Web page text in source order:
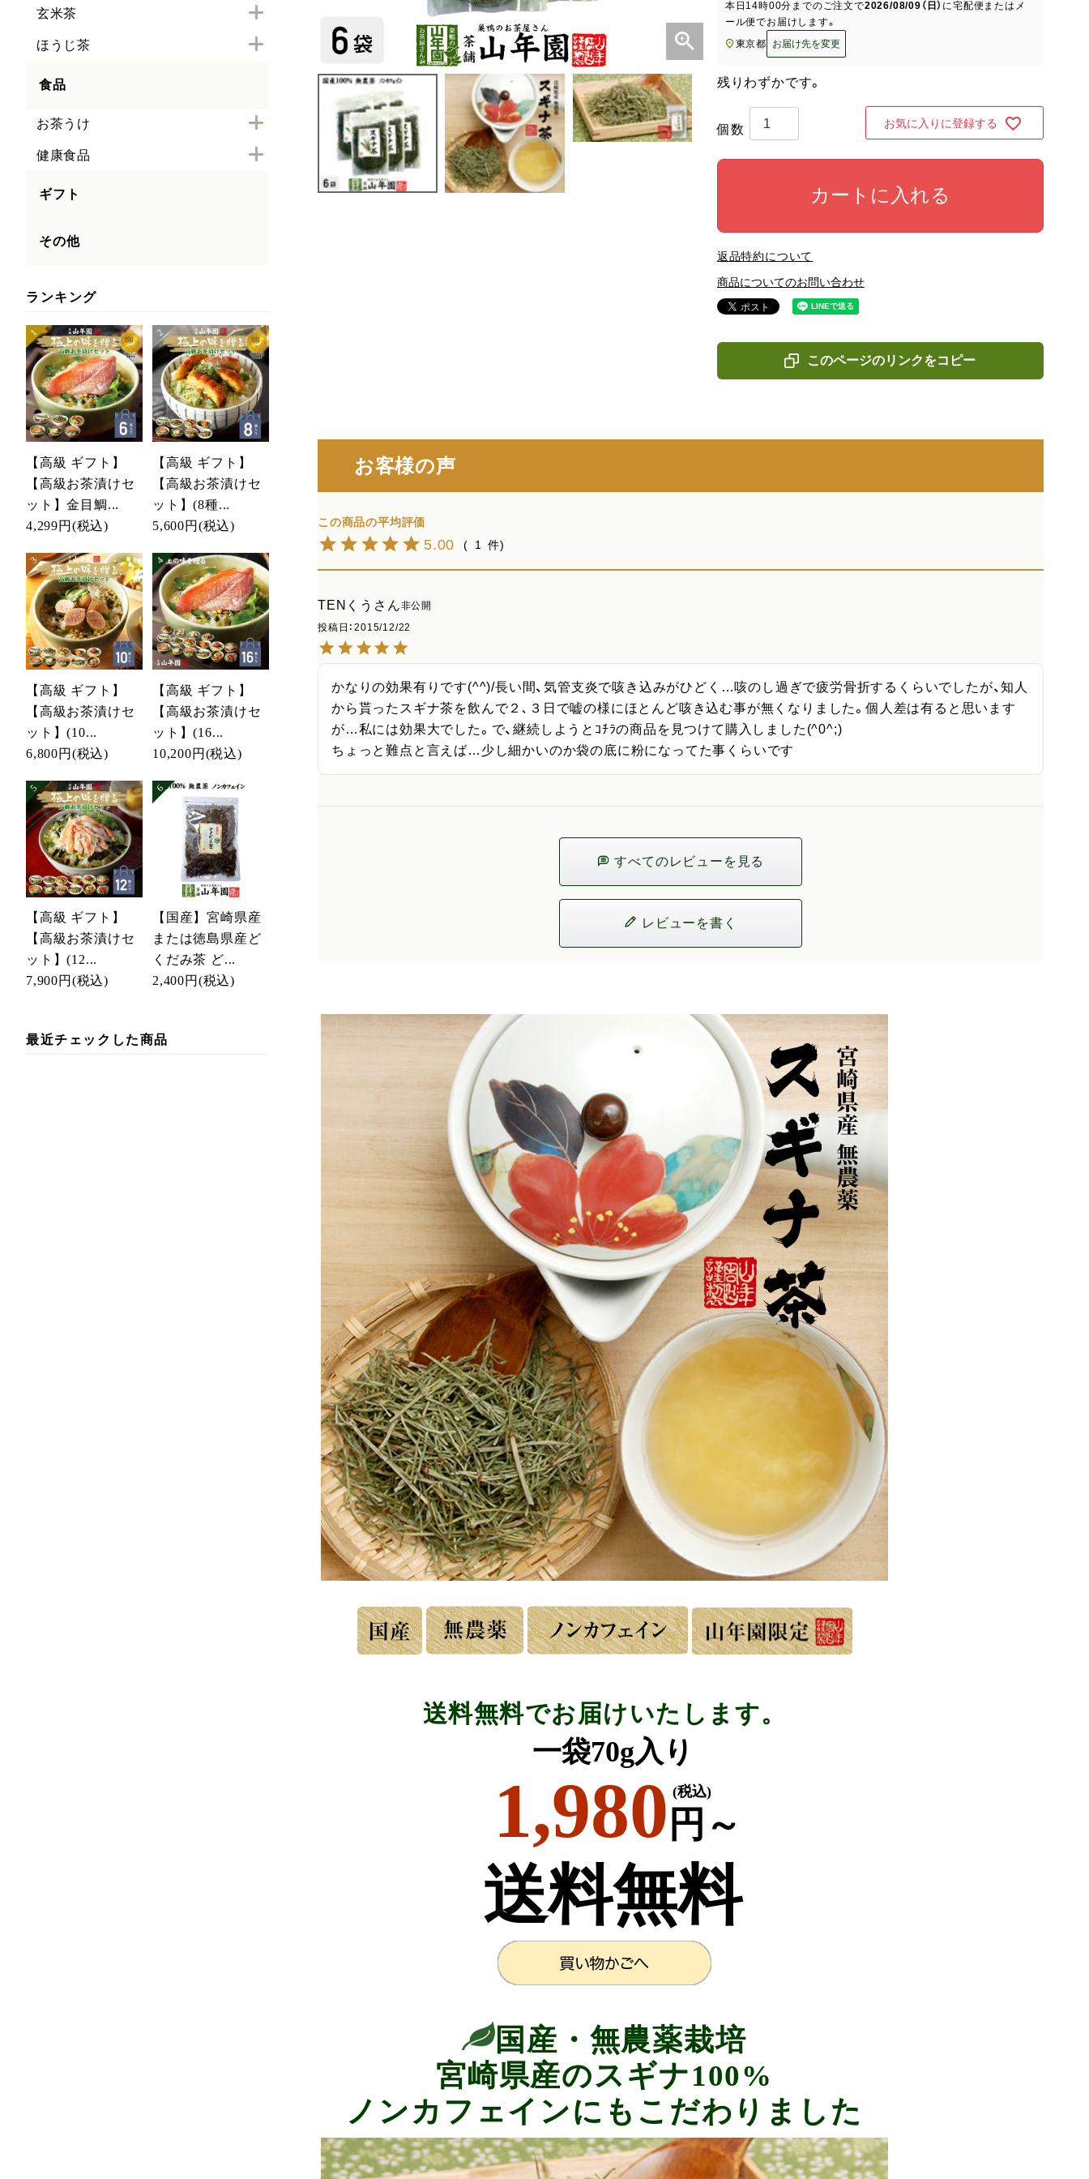
玄米茶
ほうじ茶
食品
お茶うけ
健康食品
ギフト
その他
ランキング
【高級 ギフト】
【高級お茶漬けセ
ット】金目鯛...
4,299円 (税込)
【高級 ギフト】
【高級お茶漬けセ
ット】(8種...
5,600円 (税込)
【高級 ギフト】
【高級お茶漬けセ
ット】(10...
6,800円 (税込)
【高級 ギフト】
【高級お茶漬けセ
ット】(16...
10,200円 (税込)
【高級 ギフト】
【高級お茶漬けセ
ット】(12...
7,900円 (税込)
【国産】宮崎県産
または徳島県産ど
くだみ茶 ど...
2,400円 (税込)
最近チェックした商品
本日 14時00分 までのご注文で2026/08/09（日） に宅配便またはメ
ール便でお届けします。
東京都
お届け先を変更
残りわずかです。
お気に入りに登録する
カートに入れる
返品特約について
商品についてのお問い合わせ
このページのリンクをコピー
お客様の声
5.00 1
TENくう
非公開
投稿日
2015/12/22
かなりの効果有りです(^^)/長い間、気管支炎で咳き込みがひどく…咳のし過ぎで疲労骨折するくらいでしたが、知人
から貰ったスギナ茶を飲んで２､３日で嘘の様にほとんど咳き込む事が無くなりました。個人差は有ると思います
が…私には効果大でした。で、継続しようとｺﾁﾗの商品を見つけて購入しました(^0^;)
ちょっと難点と言えば…少し細かいのか袋の底に粉になってた事くらいです
すべてのレビューを見る
レビューを書く